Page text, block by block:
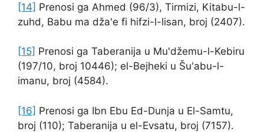
[14] Prenosi ga Ahmed (96/3), Tirmizi, Kitabu-l-
zuhd, Babu ma dža'e fi hifzi-l-lisan, broj (2407).
[15] Prenosi ga Taberanija u Mu'džemu-l-Kebiru
(197/10, broj 10446); el-Bejheki u Šu'abu-l-
imanu, broj (4584).
[16] Prenosi ga Ibn Ebu Ed-Dunja u El-Samtu,
broj (110); Taberanija u el-Evsatu, broj (7157).